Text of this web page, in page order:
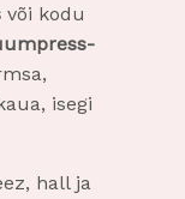
või kodu
isegi
hall ja